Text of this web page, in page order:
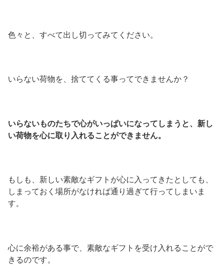
色々と、すべて出し切ってみてください。
いらない荷物を、捨ててくる事ってできませんか？
いらないものたちで心がいっぱいになってしまうと、新し
い荷物を心に取り入れることができません。
もしも、新しい素敵なギフトが心に入ってきたとしても、
しまっておく場所がなければ通り過ぎて行ってしまいま
す。
心に余裕がある事で、素敵なギフトを受け入れることがで
きるのです。